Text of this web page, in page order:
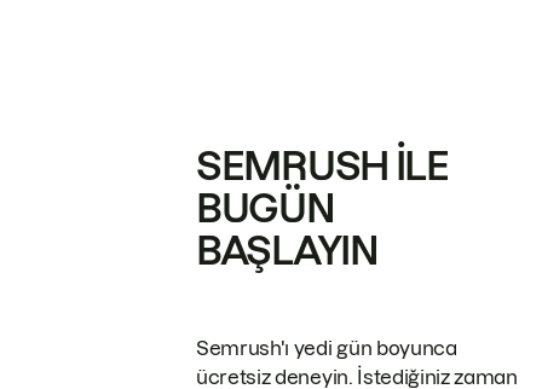
SEMRUSH ILE
BUGÜN
BAŞLAYIN
Semrush'ı yedi gün boyunca
ücretsiz deneyin. İstediğiniz zaman